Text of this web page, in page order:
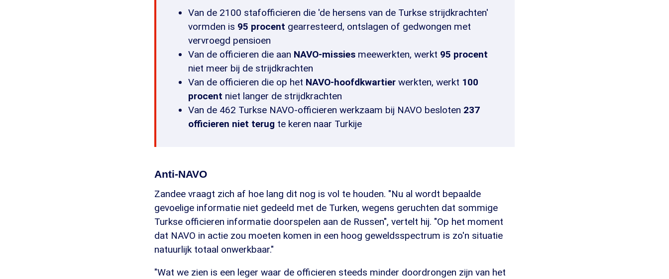
Van de 2100 stafofficieren die 'de hersens van de Turkse strijdkrachten'
vormden is 95 procent gearresteerd, ontslagen of gedwongen met
vervroegd pensioen
Van de officieren die aan NAVO-missies meewerkten, werkt 95 procent
niet meer bij de strijdkrachten
Van de officieren die op het NAVO-hoofdkwartier werkten, werkt 100
procent niet langer de strijdkrachten
Van de 462 Turkse NAVO-officieren werkzaam bij NAVO besloten 237
officieren niet terug te keren naar Turkije
Anti-NAVO
Zandee vraagt zich af hoe lang dit nog is vol te houden. "Nu al wordt bepaalde
gevoelige informatie niet gedeeld met de Turken, wegens geruchten dat sommige
Turkse officieren informatie doorspelen aan de Russen", vertelt hij. "Op het moment
dat NAVO in actie zou moeten komen in een hoog geweldsspectrum is zo'n situatie
natuurlijk totaal onwerkbaar."
"Wat we zien is een leger waar de officieren steeds minder doordrongen zijn van het